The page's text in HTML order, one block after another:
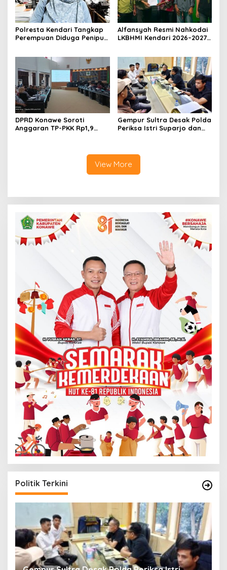
Polresta Kendari Tangkap
Perempuan Diduga Penipu
Alfansyah Resmi Nahkodai
LKBHMI Kendari 2026–2027,
DPRD Konawe Soroti
Anggaran TP-PKK Rp1,9
Gempur Sultra Desak Polda
Periksa Istri Suparjo dan
View More
Politik Terkini